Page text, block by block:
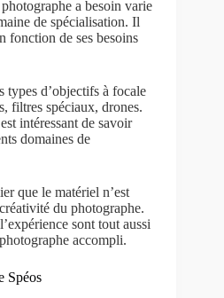
a besoin varie
de spécialisation. Il
fonction de ses besoins
types d’objectifs à focale
filtres spéciaux, drones.
intéressant de savoir
domaines de
que le matériel n’est
du photographe.
sont tout aussi
accompli.
Spéos